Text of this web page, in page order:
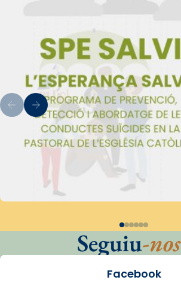
Seguiu-nos
Facebook